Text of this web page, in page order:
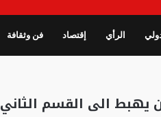
الرأي إقتصاد فن وثقافة
يهبط الى القسم الثاني